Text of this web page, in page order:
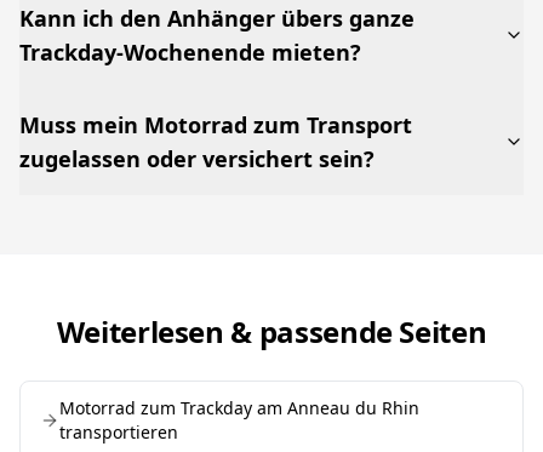
Kann ich den Anhänger übers ganze
Trackday-Wochenende mieten?
Muss mein Motorrad zum Transport
zugelassen oder versichert sein?
Weiterlesen & passende Seiten
Motorrad zum Trackday am Anneau du Rhin
transportieren